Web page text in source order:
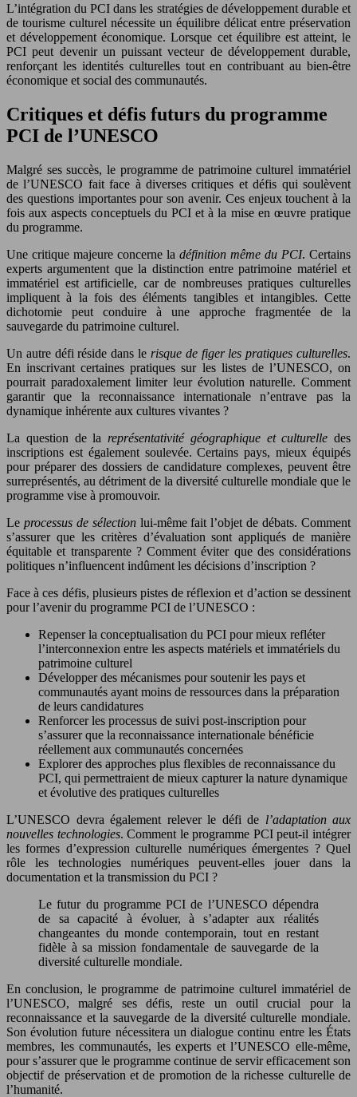
L’intégration du PCI dans les stratégies de développement durable et
de tourisme culturel nécessite un équilibre délicat entre préservation
et développement économique. Lorsque cet équilibre est atteint, le
PCI peut devenir un puissant vecteur de développement durable,
renforçant les identités culturelles tout en contribuant au bien-être
économique et social des communautés.
Critiques et défis futurs du programme
PCI de l’UNESCO
Malgré ses succès, le programme de patrimoine culturel immatériel
de l’UNESCO fait face à diverses critiques et défis qui soulèvent
des questions importantes pour son avenir. Ces enjeux touchent à la
fois aux aspects conceptuels du PCI et à la mise en œuvre pratique
du programme.
Une critique majeure concerne la définition même du PCI. Certains
experts argumentent que la distinction entre patrimoine matériel et
immatériel est artificielle, car de nombreuses pratiques culturelles
impliquent à la fois des éléments tangibles et intangibles. Cette
dichotomie peut conduire à une approche fragmentée de la
sauvegarde du patrimoine culturel.
Un autre défi réside dans le risque de figer les pratiques culturelles.
En inscrivant certaines pratiques sur les listes de l’UNESCO, on
pourrait paradoxalement limiter leur évolution naturelle. Comment
garantir que la reconnaissance internationale n’entrave pas la
dynamique inhérente aux cultures vivantes ?
La question de la représentativité géographique et culturelle des
inscriptions est également soulevée. Certains pays, mieux équipés
pour préparer des dossiers de candidature complexes, peuvent être
surreprésentés, au détriment de la diversité culturelle mondiale que le
programme vise à promouvoir.
Le processus de sélectionlui-même fait l’objet de débats. Comment
s’assurer que les critères d’évaluation sont appliqués de manière
équitable et transparente ? Comment éviter que des considérations
politiques n’influencent indûment les décisions d’inscription ?
Face à ces défis, plusieurs pistes de réflexion et d’action se dessinent
pour l’avenir du programme PCI de l’UNESCO :
Repenser la conceptualisation du PCI pour mieux refléter
l’interconnexion entre les aspects matériels et immatériels du
patrimoine culturel
Développer des mécanismes pour soutenir les pays et
communautés ayant moins de ressources dans la préparation
de leurs candidatures
Renforcer les processus de suivi post-inscription pour
s’assurer que la reconnaissance internationale bénéficie
réellement aux communautés concernées
Explorer des approches plus flexibles de reconnaissance du
PCI, qui permettraient de mieux capturer la nature dynamique
et évolutive des pratiques culturelles
L’UNESCO devra également relever le défi de l’adaptation aux
nouvelles technologies. Comment le programme PCI peut-il intégrer
les formes d’expression culturelle numériques émergentes ? Quel
rôle les technologies numériques peuvent-elles jouer dans la
documentation et la transmission du PCI ?
Le futur du programme PCI de l’UNESCO dépendra
de sa capacité à évoluer, à s’adapter aux réalités
changeantes du monde contemporain, tout en restant
fidèle à sa mission fondamentale de sauvegarde de la
diversité culturelle mondiale.
En conclusion, le programme de patrimoine culturel immatériel de
l’UNESCO, malgré ses défis, reste un outil crucial pour la
reconnaissance et la sauvegarde de la diversité culturelle mondiale.
Son évolution future nécessitera un dialogue continu entre les États
membres, les communautés, les experts et l’UNESCO elle-même,
pour s’assurer que le programme continue de servir efficacement son
objectif de préservation et de promotion de la richesse culturelle de
l’humanité.